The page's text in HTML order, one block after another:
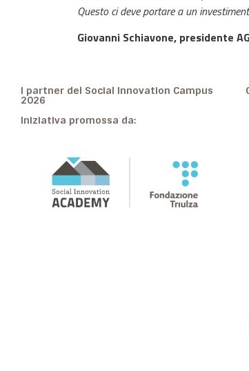
Questo ci deve portare a un
Giovanni Schiavone, presidente
I partner del Social Innovation Campus
2026
Iniziativa promossa da: